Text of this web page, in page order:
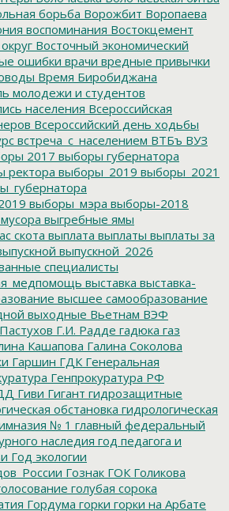
борьба Ворожбит Воропаева
воспоминания Востокцемент
Восточный экономический
ошибки врачи вредные привычки
Время Биробиджана
молодежи и студентов
населения Всероссийская
Всероссийский день ходьбы
встреча_с_населением ВТБъ ВУЗ
2017 выборы губернатора
ректора выборы_2019 выборы_2021
выборы_мэра выборы-2018
выгребные ямы
скота выплата выплаты выплаты за
выпускной_2026
специалисты
выставка выставка-
высшее самообразование
выходные Вьетнам ВЭФ
Г.И. Радде гадюка газ
Кашапова Галина Соколова
Гаршин ГДК Генеральная
Генпрокуратура РФ
Гиви Гигант гидрозащитные
обстановка гидрологическая
№ 1 главный федеральный
наследия год педагога и
Год экологии
Гознак ГОК Голикова
голубая сорока
Гордума горки горки на Арбате